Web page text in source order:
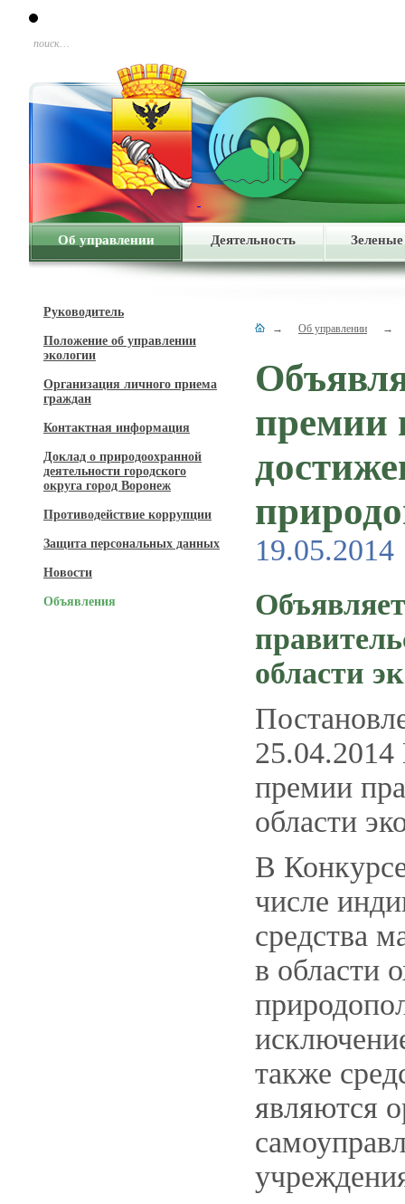
поиск…
Об управлении Деятельность
Руководитель
Положение об управлении
экологии
Организация личного приема
граждан
Контактная информация
Доклад о природоохранной
деятельности городского
округа город Воронеж
Противодействие коррупции
Защита персональных данных
Новости
Объявления
→ Об управлении →
премии
19.05.2014
области
премии
области
В
числе
средства
в области
также
являются